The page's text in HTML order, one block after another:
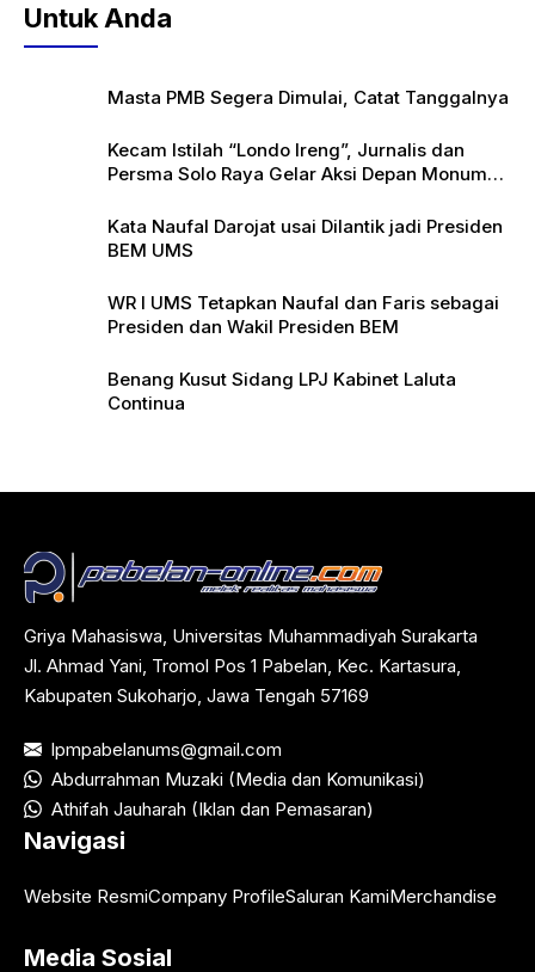
Untuk Anda
Masta PMB Segera Dimulai, Catat Tanggalnya
Kecam Istilah “Londo Ireng”, Jurnalis dan
Persma Solo Raya Gelar Aksi Depan Monumen
Kata Naufal Darojat usai Dilantik jadi Presiden
BEM UMS
WR I UMS Tetapkan Naufal dan Faris sebagai
Presiden dan Wakil Presiden BEM
Benang Kusut Sidang LPJ Kabinet Laluta
Continua
Griya Mahasiswa, Universitas Muhammadiyah Surakarta
Jl. Ahmad Yani, Tromol Pos 1 Pabelan, Kec. Kartasura,
Kabupaten Sukoharjo, Jawa Tengah 57169
lpmpabelanums@gmail.com
Abdurrahman Muzaki (Media dan Komunikasi)
Athifah Jauharah (Iklan dan Pemasaran)
Navigasi
Website ResmiCompany ProfileSaluran KamiMerchandise
Media Sosial